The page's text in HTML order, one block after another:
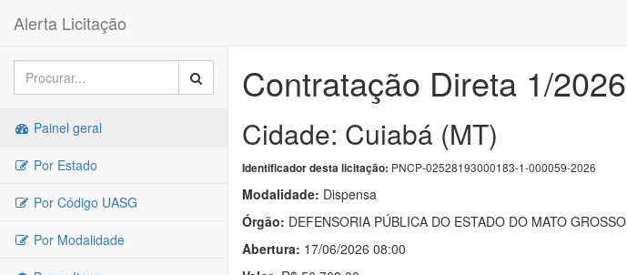
Alerta Licitação
Painel geral
Por Estado
Por Código UASG
Por Modalidade
Contratação Direta 1/2026
Cidade: Cuiabá (MT)
Identificador desta licitação: PNCP-02528193000183-1-000059-2026
Modalidade: Dispensa
Órgão: DEFENSORIA PÚBLICA DO ESTADO DO MATO GROSSO
Abertura: 17/06/2026 08:00